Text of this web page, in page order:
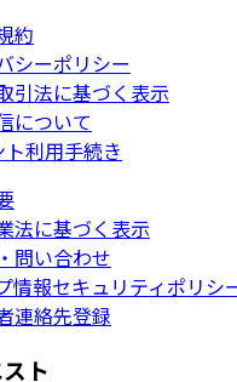
約
シーポリシー
引法に基づく表示
について
ト利用手続き
法に基づく表示
問い合わせ
情報セキュリティポリシ
連絡先登録
ト